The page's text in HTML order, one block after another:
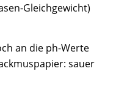
Gleichgewicht)
an die ph-Werte
sauer